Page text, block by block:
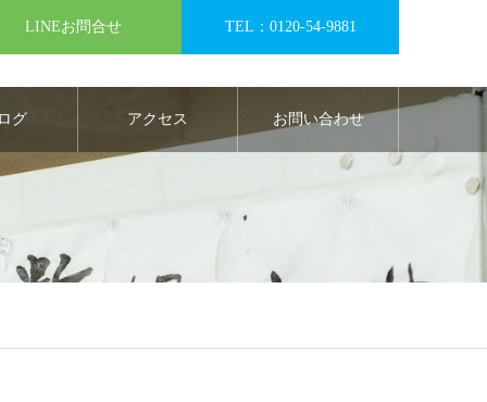
LINEお問合せ TEL：0120-54-9881
グ アクセス お問い合わせ